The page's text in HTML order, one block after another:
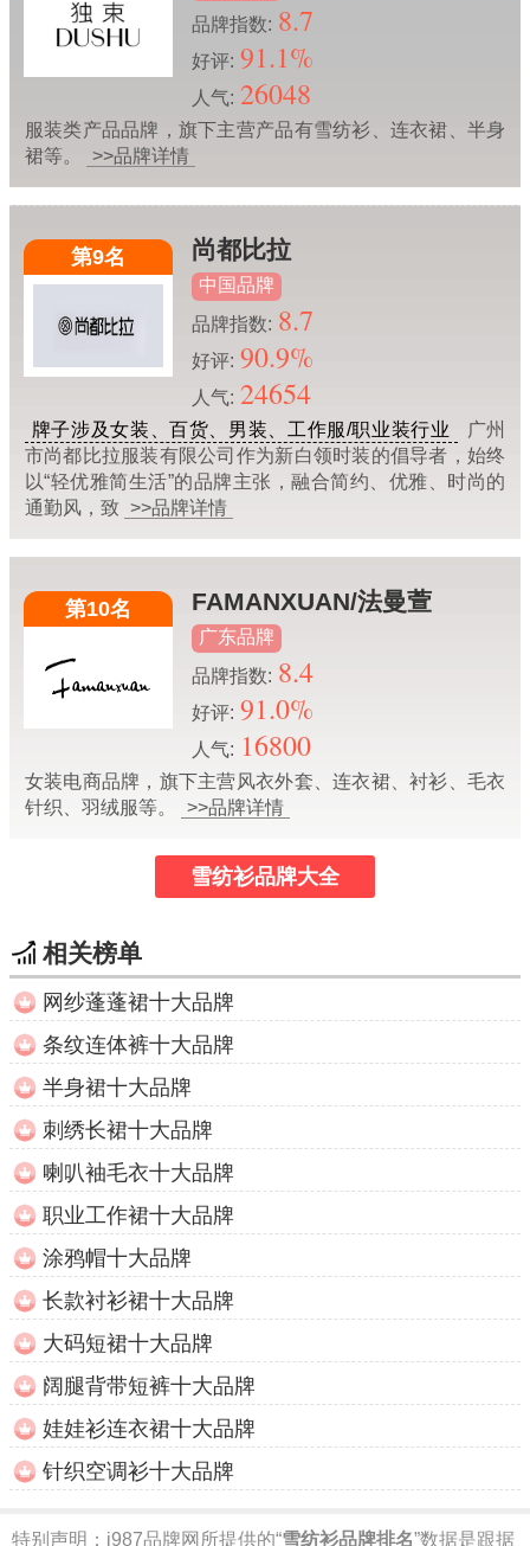
品牌指数: 8.7
好评: 91.1%
人气: 26048
服装类产品品牌，旗下主营产品有雪纺衫、连衣裙、半身
裙等。
>>品牌详情
第9名 尚都比拉
中国品牌
品牌指数: 8.7
好评: 90.9%
人气: 24654
牌子涉及女装、百货、男装、工作服/职业装行业
广州
市尚都比拉服装有限公司作为新白领时装的倡导者，始终
以“轻优雅简生活”的品牌主张，融合简约、优雅、时尚的
通勤风，致 >>品牌详情
第10名 FAMANXUAN/法曼萱
广东品牌
品牌指数: 8.4
好评: 91.0%
人气: 16800
女装电商品牌，旗下主营风衣外套、连衣裙、衬衫、毛衣
针织、羽绒服等。
>>品牌详情
雪纺衫品牌大全
相关榜单
网纱蓬蓬裙十大品牌
条纹连体裤十大品牌
半身裙十大品牌
刺绣长裙十大品牌
喇叭袖毛衣十大品牌
职业工作裙十大品牌
涂鸦帽十大品牌
长款衬衫裙十大品牌
大码短裙十大品牌
阔腿背带短裤十大品牌
娃娃衫连衣裙十大品牌
针织空调衫十大品牌
特别声明： i987品牌网所提供的“雪纺衫品牌排名”数据是跟据